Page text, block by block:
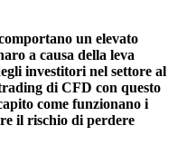
un elevato
a causa della leva
investitori nel settore al
di CFD con questo
come funzionano i
il rischio di perdere